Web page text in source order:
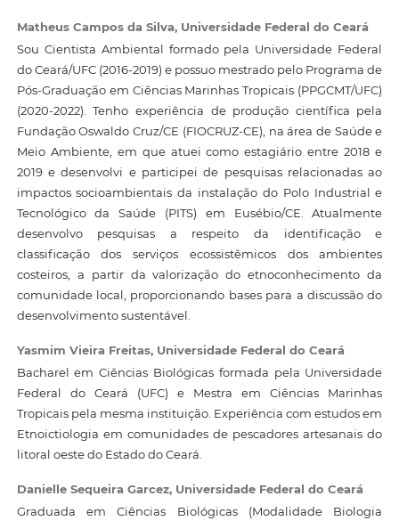
Matheus Campos da Silva, Universidade Federal do Ceará
Sou Cientista Ambiental formado pela Universidade Federal
do Ceará/UFC (2016-2019) e possuo mestrado pelo Programa de
Pós-Graduação em Ciências Marinhas Tropicais (PPGCMT/UFC)
(2020-2022). Tenho experiência de produção científica pela
Fundação Oswaldo Cruz/CE (FIOCRUZ-CE), na área de Saúde e
Meio Ambiente, em que atuei como estagiário entre 2018 e
2019 e desenvolvi e participei de pesquisas relacionadas ao
impactos socioambientais da instalação do Polo Industrial e
Tecnológico da Saúde (PITS) em Eusébio/CE. Atualmente
desenvolvo pesquisas a respeito da identificação e
classificação dos serviços ecossistêmicos dos ambientes
costeiros, a partir da valorização do etnoconhecimento da
comunidade local, proporcionando bases para a discussão do
desenvolvimento sustentável.
Yasmim Vieira Freitas, Universidade Federal do Ceará
Bacharel em Ciências Biológicas formada pela Universidade
Federal do Ceará (UFC) e Mestra em Ciências Marinhas
Tropicais pela mesma instituição. Experiência com estudos em
Etnoictiologia em comunidades de pescadores artesanais do
litoral oeste do Estado do Ceará.
Danielle Sequeira Garcez, Universidade Federal do Ceará
Graduada em Ciências Biológicas (Modalidade Biologia